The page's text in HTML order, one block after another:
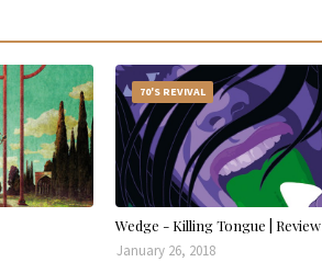
70'S REVIVAL
Wedge - Killing Tongue | Review
January 26, 2018